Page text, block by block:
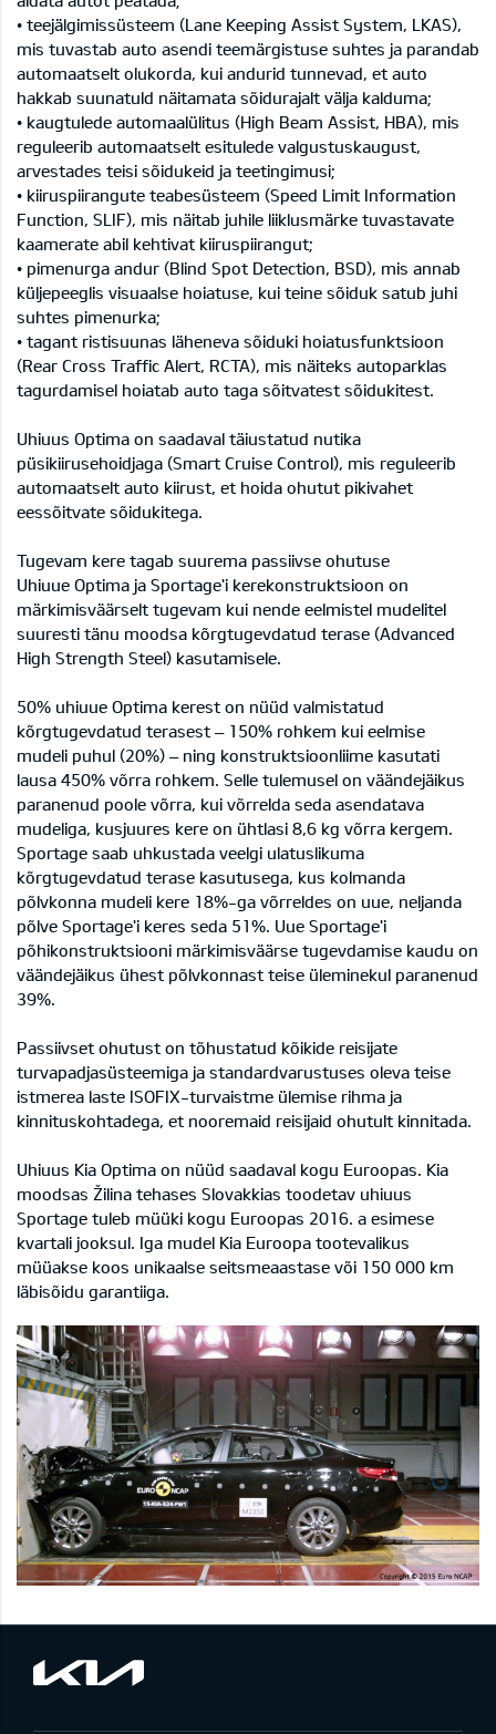
• teejälgimissüsteem (Lane Keeping Assist System, LKAS),
mis tuvastab auto asendi teemärgistuse suhtes ja parandab
automaatselt olukorda, kui andurid tunnevad, et auto
hakkab suunatuld näitamata sõidurajalt välja kalduma;
• kaugtulede automaalülitus (High Beam Assist, HBA), mis
reguleerib automaatselt esitulede valgustuskaugust,
arvestades teisi sõidukeid ja teetingimusi;
• kiiruspiirangute teabesüsteem (Speed Limit Information
Function, SLIF), mis näitab juhile liiklusmärke tuvastavate
kaamerate abil kehtivat kiiruspiirangut;
• pimenurga andur (Blind Spot Detection, BSD), mis annab
küljepeeglis visuaalse hoiatuse, kui teine sõiduk satub juhi
suhtes pimenurka;
• tagant ristisuunas läheneva sõiduki hoiatusfunktsioon
(Rear Cross Traffic Alert, RCTA), mis näiteks autoparklas
tagurdamisel hoiatab auto taga sõitvatest sõidukitest.
Uhiuus Optima on saadaval täiustatud nutika
püsikiirusehoidjaga (Smart Cruise Control), mis reguleerib
automaatselt auto kiirust, et hoida ohutut pikivahet
eessõitvate sõidukitega.
Tugevam kere tagab suurema passiivse ohutuse
Uhiuue Optima ja Sportage'i kerekonstruktsioon on
märkimisväärselt tugevam kui nende eelmistel mudelitel
suuresti tänu moodsa kõrgtugevdatud terase (Advanced
High Strength Steel) kasutamisele.
50% uhiuue Optima kerest on nüüd valmistatud
kõrgtugevdatud terasest – 150% rohkem kui eelmise
mudeli puhul (20%) – ning konstruktsioonliime kasutati
lausa 450% võrra rohkem. Selle tulemusel on väändejäikus
paranenud poole võrra, kui võrrelda seda asendatava
mudeliga, kusjuures kere on ühtlasi 8,6 kg võrra kergem.
Sportage saab uhkustada veelgi ulatuslikuma
kõrgtugevdatud terase kasutusega, kus kolmanda
põlvkonna mudeli kere 18%-ga võrreldes on uue, neljanda
põlve Sportage'i keres seda 51%. Uue Sportage'i
põhikonstruktsiooni märkimisväärse tugevdamise kaudu on
väändejäikus ühest põlvkonnast teise üleminekul paranenud
39%.
Passiivset ohutust on tõhustatud kõikide reisijate
turvapadjasüsteemiga ja standardvarustuses oleva teise
istmerea laste ISOFIX-turvaistme ülemise rihma ja
kinnituskohtadega, et nooremaid reisijaid ohutult kinnitada.
Uhiuus Kia Optima on nüüd saadaval kogu Euroopas. Kia
moodsas Žilina tehases Slovakkias toodetav uhiuus
Sportage tuleb müüki kogu Euroopas 2016. a esimese
kvartali jooksul. Iga mudel Kia Euroopa tootevalikus
müüakse koos unikaalse seitsmeaastase või 150 000 km
läbisõidu garantiiga.